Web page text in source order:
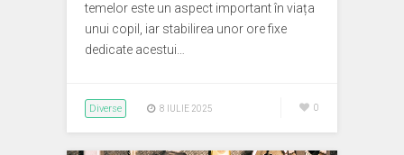
temelor este un aspect important în viața
unui copil, iar stabilirea unor ore fixe
dedicate acestui…
Diverse 8 IULIE 2025 0